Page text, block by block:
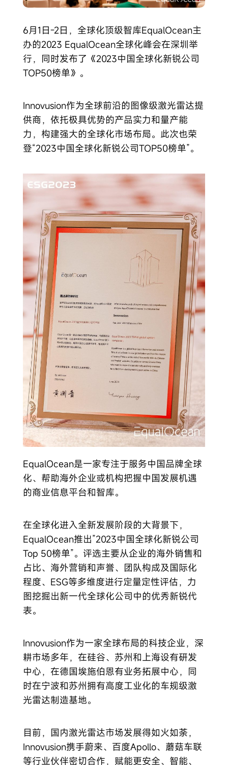
6月1日-2日，全球化顶级智库EqualOcean主
办的2023 EqualOcean全球化峰会在深圳举
行，同时发布了《2023中国全球化新锐公司
TOP50榜单》。
Innovusion作为全球前沿的图像级激光雷达提
供商，依托极具优势的产品实力和量产能
力，构建强大的全球化市场布局。此次也荣
登“2023中国全球化新锐公司TOP50榜单”。
EqualOcean是一家专注于服务中国品牌全球
化、帮助海外企业或机构把握中国发展机遇
的商业信息平台和智库。
在全球化进入全新发展阶段的大背景下，
EqualOcean推出”2023中国全球化新锐公司
Top 50榜单”。评选主要从企业的海外销售和
占比、海外营销和声誉、团队构成及国际化
程度、ESG等多维度进行定量定性评估，力
图挖掘出新一代全球化公司中的优秀新锐代
表。
​Innovusion作为一家全球布局的科技企业，深
耕市场多年，在硅谷、苏州和上海设有研发
中心，在德国埃施伯恩有业务拓展中心，同
时在宁波和苏州拥有高度工业化的车规级激
光雷达制造基地。
目前，国内激光雷达市场发展得如火如荼，
Innovusion携手蔚来、百度Apollo、蘑菇车联
等行业伙伴密切合作，赋能更安全、智能、